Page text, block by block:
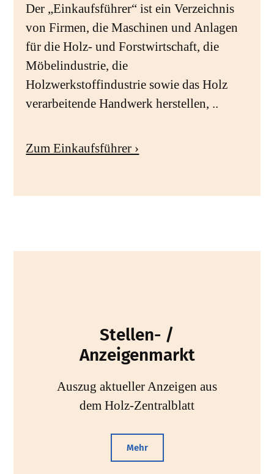
Der „Einkaufsführer“ ist ein Verzeichnis
von Firmen, die Maschinen und Anlagen
für die Holz- und Forstwirtschaft, die
Möbelindustrie, die
Holzwerkstoffindustrie sowie das Holz
verarbeitende Handwerk herstellen, ..
Zum Einkaufsführer ›
Stellen- /
Anzeigenmarkt
Auszug aktueller Anzeigen aus
dem Holz-Zentralblatt
Mehr